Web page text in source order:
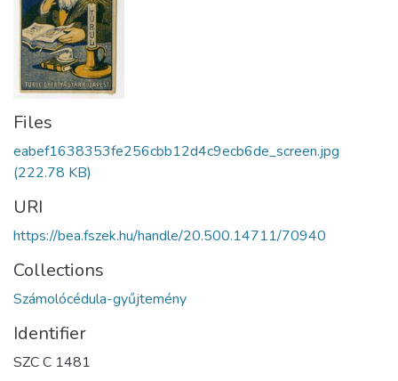
Files
eabef1638353fe256cbb12d4c9ecb6de_screen.jpg
(222.78 KB)
URI
https://bea.fszek.hu/handle/20.500.14711/70940
Collections
Számolócédula-gyűjtemény
Identifier
SZC C 1481